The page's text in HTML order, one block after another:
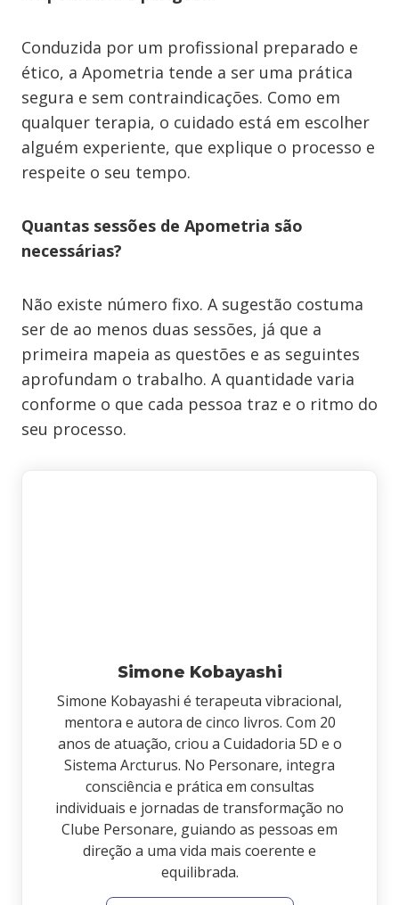
Conduzida por um profissional preparado e
ético, a Apometria tende a ser uma prática
segura e sem contraindicações. Como em
qualquer terapia, o cuidado está em escolher
alguém experiente, que explique o processo e
respeite o seu tempo.
Quantas sessões de Apometria são
necessárias?
Não existe número fixo. A sugestão costuma
ser de ao menos duas sessões, já que a
primeira mapeia as questões e as seguintes
aprofundam o trabalho. A quantidade varia
conforme o que cada pessoa traz e o ritmo do
seu processo.
Simone Kobayashi
Simone Kobayashi é terapeuta vibracional,
mentora e autora de cinco livros. Com 20
anos de atuação, criou a Cuidadoria 5D e o
Sistema Arcturus. No Personare, integra
consciência e prática em consultas
individuais e jornadas de transformação no
Clube Personare, guiando as pessoas em
direção a uma vida mais coerente e
equilibrada.